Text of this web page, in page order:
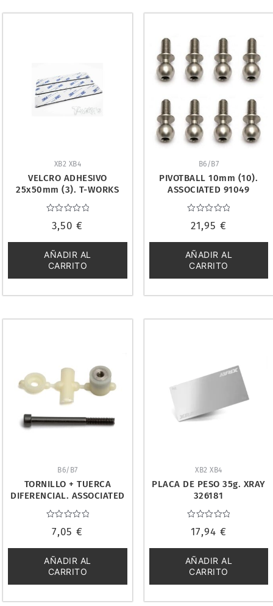
XB2 XB4
VELCRO ADHESIVO
25x50mm (3). T-WORKS
36TW-TA-076
con
de
5
3,50€
AÑADIR AL
CARRITO
B6/B7
PIVOTBALL 10mm (10).
ASSOCIATED 91049
con
de
5
21,95 €
AÑADIR AL
CARRITO
B6/B7
TORNILLO + TUERCA
DIFERENCIAL. ASSOCIATED
6575
con
de
5
7,05€
AÑADIR AL
CARRITO
XB2 XB4
PLACA DE PESO 35g. XRAY
326181
con
de
5
17,94 €
AÑADIR AL
CARRITO